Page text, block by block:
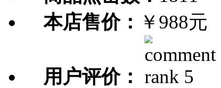
本店售价： ￥988元
用户评价：